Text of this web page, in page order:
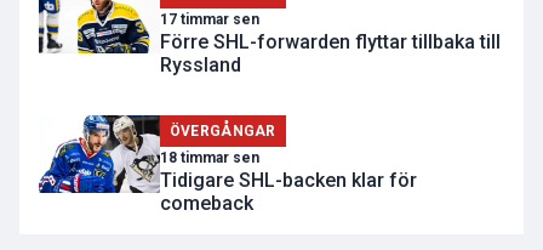
17 timmar sen
Förre SHL-forwarden flyttar tillbaka till
Ryssland
ÖVERGÅNGAR
18 timmar sen
Tidigare SHL-backen klar för
comeback